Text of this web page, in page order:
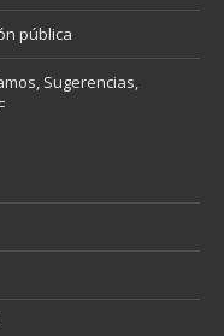
pública
Sugerencias,